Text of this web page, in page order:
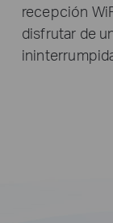
recepción
disfrutar de